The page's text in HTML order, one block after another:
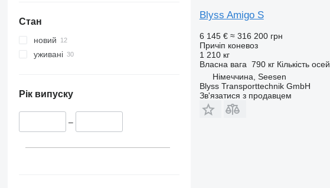
Стан
новий
уживані
Рік випуску
–
Blyss Amigo S
6 145 € ≈ 316 200 грн
Причіп коневоз
1 210 кг
Власна вага 790 кг Кількість осей
Німеччина, Seesen
Blyss Transporttechnik GmbH
Зв'язатися з продавцем